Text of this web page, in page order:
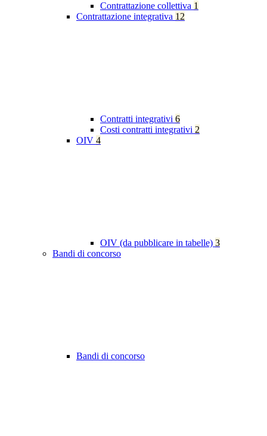
Contrattazione collettiva 1
Contrattazione integrativa 12
Contratti integrativi 6
Costi contratti integrativi 2
OIV 4
OIV (da pubblicare in tabelle) 3
Bandi di concorso
Bandi di concorso